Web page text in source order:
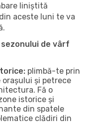
liniștită
aceste luni te va
de vârf
plimbă-te prin
și petrece
Fă o
istorice și
din spatele
clădiri din